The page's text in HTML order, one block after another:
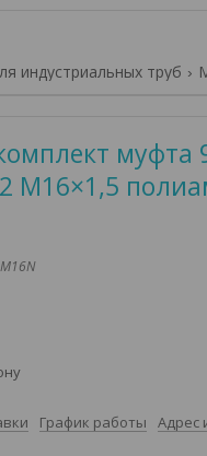
индустриальных труб
муфта
M16×1,5
График работы Адрес